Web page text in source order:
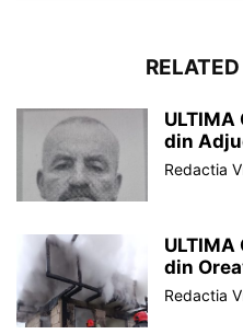
din
Redactia
ULTIMA
din
Redactia